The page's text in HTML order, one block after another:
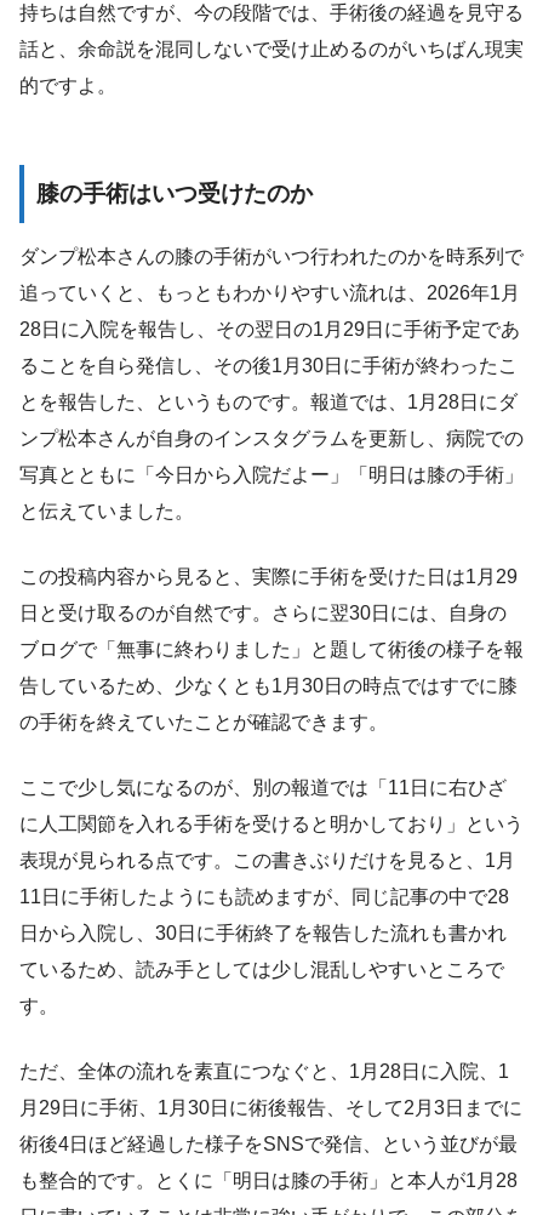
持ちは自然ですが、今の段階では、手術後の経過を見守る
話と、余命説を混同しないで受け止めるのがいちばん現実
的ですよ。
膝の手術はいつ受けたのか
ダンプ松本さんの膝の手術がいつ行われたのかを時系列で
追っていくと、もっともわかりやすい流れは、2026年1月
28日に入院を報告し、その翌日の1月29日に手術予定であ
ることを自ら発信し、その後1月30日に手術が終わったこ
とを報告した、というものです。報道では、1月28日にダ
ンプ松本さんが自身のインスタグラムを更新し、病院での
写真とともに「今日から入院だよー」「明日は膝の手術」
と伝えていました。
この投稿内容から見ると、実際に手術を受けた日は1月29
日と受け取るのが自然です。さらに翌30日には、自身の
ブログで「無事に終わりました」と題して術後の様子を報
告しているため、少なくとも1月30日の時点ではすでに膝
の手術を終えていたことが確認できます。
ここで少し気になるのが、別の報道では「11日に右ひざ
に人工関節を入れる手術を受けると明かしており」という
表現が見られる点です。この書きぶりだけを見ると、1月
11日に手術したようにも読めますが、同じ記事の中で28
日から入院し、30日に手術終了を報告した流れも書かれ
ているため、読み手としては少し混乱しやすいところで
す。
ただ、全体の流れを素直につなぐと、1月28日に入院、1
月29日に手術、1月30日に術後報告、そして2月3日までに
術後4日ほど経過した様子をSNSで発信、という並びが最
も整合的です。とくに「明日は膝の手術」と本人が1月28